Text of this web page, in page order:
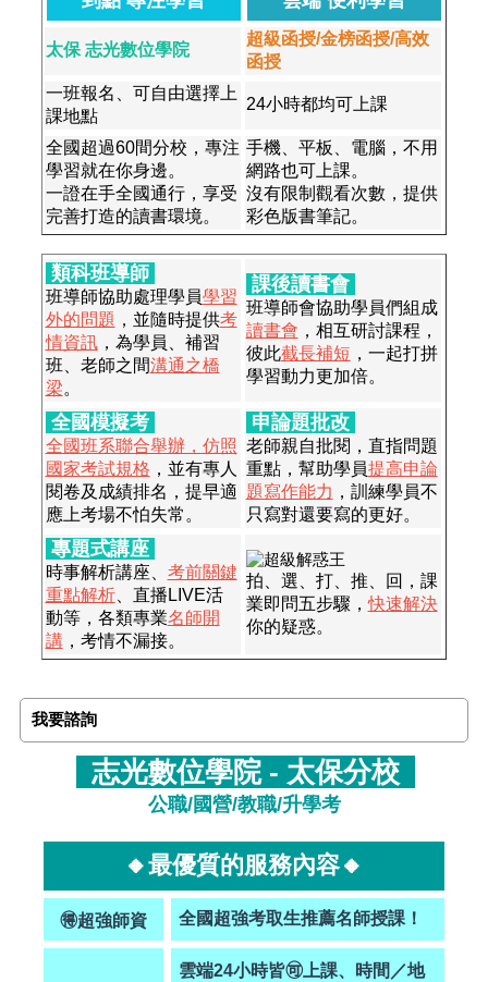
太保 志光數位學院
超級函授/金榜函授/高效
函授
一班報名、可自由選擇上
課地點
24小時都均可上課
全國超過60間分校，專注
學習就在你身邊。
一證在手全國通行，享受
完善打造的讀書環境。
手機、平板、電腦，不用
網路也可上課。
沒有限制觀看次數，提供
彩色版書筆記。
類科班導師
班導師協助處理學員學習
外的問題 ，並隨時提供考
情資訊，為學員、補習
班、老師之間溝通之橋
梁。
課後讀書會
班導師會協助學員們組成
讀書會 ，相互研討課程，
彼此截長補短 ，一起打拼
學習動力更加倍。
全國模擬考
全國班系聯合舉辦，仿照
國家考試規格 ，並有專人
閱卷及成績排名，提早適
應上考場不怕失常。
申論題批改
老師親自批閱，直指問題
重點，幫助學員提高申論
題寫作能力 ，訓練學員不
只寫對還要寫的更好。
專題式講座
時事解析講座、 考前關鍵
重點解析、直播LIVE活
動等，各類專業名師開
講，考情不漏接。
拍、選、打、推、回，課
業即問五步驟，快速解決
你的疑惑。
我要諮詢
志光數位學院 - 太保分校
公職/國營/教職/升學考
🔸最優質的服務內容🔸
🉐超強師資 全國超強考取生推薦名師授課！
雲端24小時皆🉑上課、時間／地